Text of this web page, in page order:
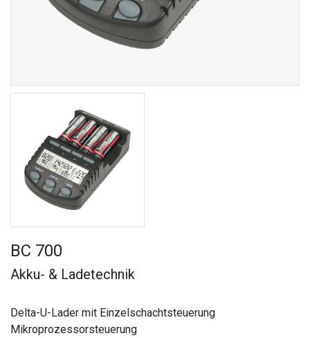
BC 700
Akku- & Ladetechnik
Delta-U-Lader mit Einzelschachtsteuerung
Mikroprozessorsteuerung